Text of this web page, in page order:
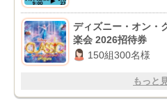
ディズニー・オン・
楽会 2026招待券
150組300名様
もっと